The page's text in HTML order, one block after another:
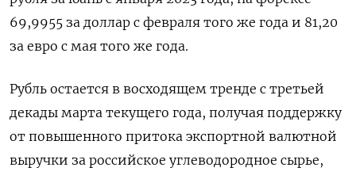
69,9955 за доллар с февраля того же ​года и 81,20
за евро ​с мая того же года.
Рубль остается ‌в восходящем тренде с третьей
декады марта текущего года, получая поддержку
от повышенного притока экспортной валютной
выручки за российское углеводородное ​сырье,